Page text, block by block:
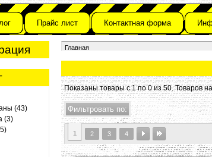
Прайс лист Контактная форма
(43)
(3)
Главная
Показаны товары с 1 по 0 из 50. Товаров
1 2 3 4